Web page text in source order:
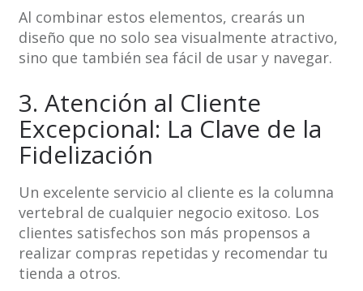
Al combinar estos elementos, crearás un
diseño que no solo sea visualmente atractivo,
sino que también sea fácil de usar y navegar.
3. Atención al Cliente
Excepcional: La Clave de la
Fidelización
Un excelente servicio al cliente es la columna
vertebral de cualquier negocio exitoso. Los
clientes satisfechos son más propensos a
realizar compras repetidas y recomendar tu
tienda a otros.